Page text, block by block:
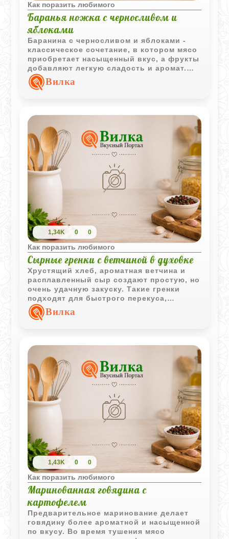
Как поразить любимого
Баранья ножка с черносливом и
яблоками
Баранина с черносливом и яблоками -
классическое сочетание, в котором мясо
приобретает насыщенный вкус, а фрукты
добавляют легкую сладость и аромат.
Такое блюдо особенно хорошо подходит
для праздничного стола.
Вилка
1,34K 0 0
Как поразить любимого
Сырные гренки с ветчиной в духовке
Хрустящий хлеб, ароматная ветчина и
расплавленный сыр создают простую, но
очень удачную закуску. Такие гренки
подходят для быстрого перекуса,
завтрака или дополнения к горячим
напиткам.
Вилка
1,43K 0 0
Как поразить любимого
Маринованная говядина с
картофелем
Предварительное маринование делает
говядину более ароматной и насыщенной
по вкусу. Во время тушения мясо